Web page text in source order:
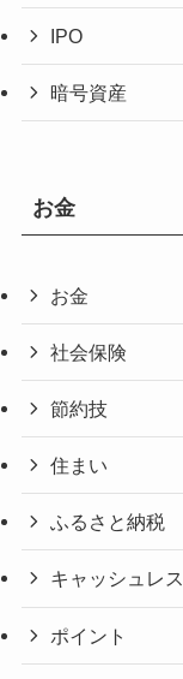
IPO
暗号資産
お金
お金
社会保険
節約技
住まい
ふるさと納税
キャッシュレス
ポイント